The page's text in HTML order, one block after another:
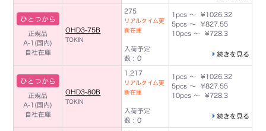
ひとつから
正規品
A-1(国内)
自社在庫
OHD3-75B
TOKIN
275
リアルタイム更
新在庫
入荷予定
数 : 0
1pcs ～ ¥1026.32
5pcs ～ ¥827.55
10pcs ～ ¥728.3
続きを見る
ひとつから
正規品
A-1(国内)
自社在庫
OHD3-80B
TOKIN
1,217
リアルタイム更
新在庫
入荷予定
数 : 0
1pcs ～ ¥1026.32
5pcs ～ ¥827.55
10pcs ～ ¥728.3
続きを見る